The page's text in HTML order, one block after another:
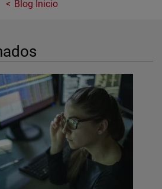
Blog Inicio